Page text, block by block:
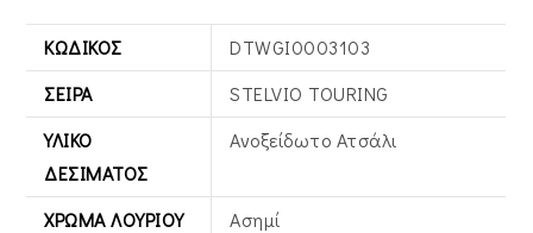
ΚΩΔΙΚΌΣ
DTWGI0003103
ΣΕΙΡΆ
STELVIO TOURING
ΥΛΙΚΌ
ΔΕΣΊΜΑΤΟΣ
Ανοξείδωτο Ατσάλι
ΧΡΏΜΑ ΛΟΥΡΙΟΎ
Ασημί